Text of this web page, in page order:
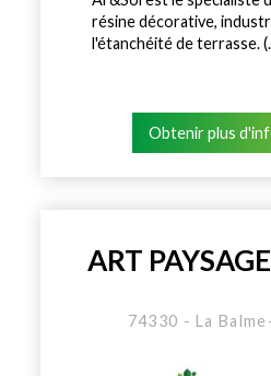
résine décorative,
l'étanchéité de terrasse.
Obtenir plus
ART
74330 - La